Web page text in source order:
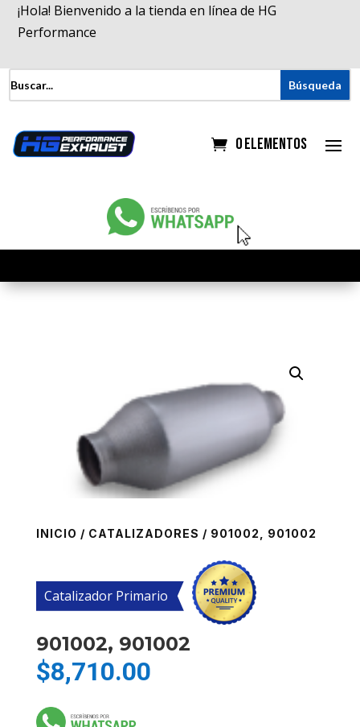
¡Hola! Bienvenido a la tienda en línea de HG
Performance
0 elementos
INICIO / CATALIZADORES / 901002, 901002
Catalizador Primario
901002, 901002
$8,710.00